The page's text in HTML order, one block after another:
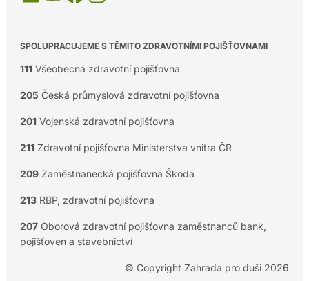
SPOLUPRACUJEME S TĚMITO ZDRAVOTNÍMI POJIŠŤOVNAMI
111 Všeobecná zdravotní pojišťovna
205 Česká průmyslová zdravotní pojišťovna
201 Vojenská zdravotní pojišťovna
211 Zdravotní pojišťovna Ministerstva vnitra ČR
209Zaměstnanecká pojišťovna Škoda
213RBP, zdravotní pojišťovna
207Oborová zdravotní pojišťovna zaměstnanců bank,
pojišťoven a stavebnictví
© Copyright Zahrada pro duši 2026